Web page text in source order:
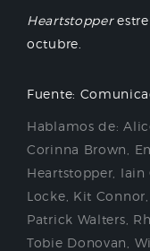
Heartstopper
octubre.
Fuente:
Hablamos de:
Corinna Brown
Heartstopper Iain
Locke Kit Connor
Patrick Walters
Tobie Donovan